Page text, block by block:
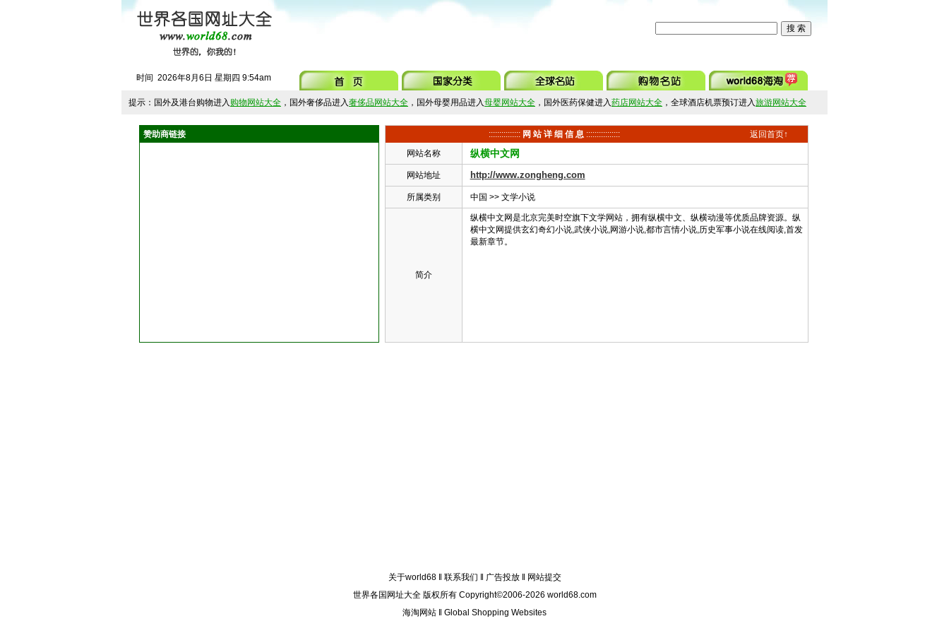
时间 2026年8月 6 日 星期四 9:54am
提示：国外及港台购物进入 购物网站大全 ，国外奢侈品进入奢侈品网站大全 ，国外母婴用品进入母婴网站大全 ，国外医药保健进入药店网站大全 ，全球酒店机票预订进入旅游网站大全
赞助商链接 ::::::::::::::: 网 站 详 细 信 息 ::::::::::::::::
返回首页↑
网站名称
纵横中文网
网站地址 http://www.zongheng.com
所属类别 中国 >> 文学小说
简介
纵横中文网是北京完美时空旗下文学网站，拥有纵横中文、纵横动漫等优质品牌资源。纵
横中文网提供玄幻奇幻小说,武侠小说,网游小说,都市言情小说,历史军事小说在线阅读,首发
最新章节。
关于world68‖ 联系我们 广告投放‖
网站提交
世界各国网址大全 版权所有 Copyright©2006-2026 world68.com
海淘网站
Global Shopping Websites